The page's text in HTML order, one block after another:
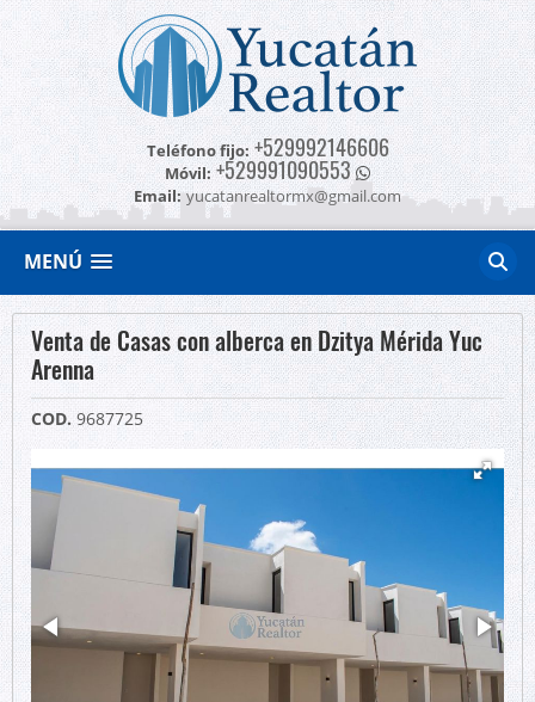
Teléfono fijo: +529992146606
Móvil: +529991090553
Email: yucatanrealtormx@gmail.com
MENÚ
Venta de Casas con alberca en Dzitya Mérida Yuc
Arenna
COD. 9687725